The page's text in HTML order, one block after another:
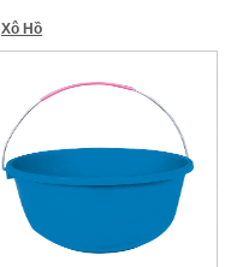
Xô Hồ